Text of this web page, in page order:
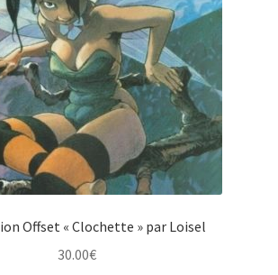
Offset « Clochette » par Loisel
30.00€